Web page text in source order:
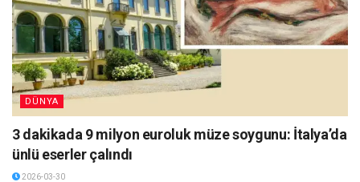
DÜNYA
3 dakikada 9 milyon euroluk müze soygunu: İtalya’da
ünlü eserler çalındı
2026-03-30